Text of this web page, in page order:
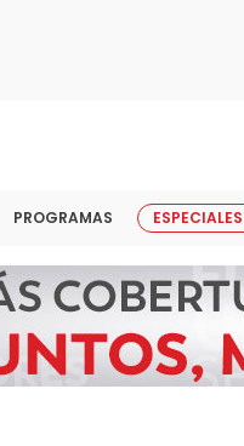
PROGRAMAS ESPECIALES